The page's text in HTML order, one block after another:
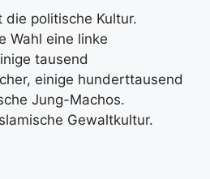
politische Kultur.
Wahl eine linke
tausend
einige hunderttausend
Jung-Machos.
Gewaltkultur.